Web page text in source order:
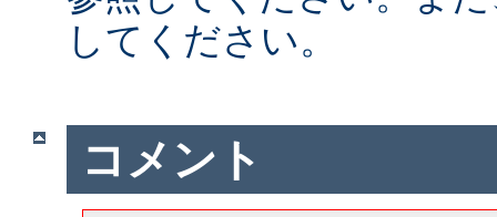
してください。
コメント